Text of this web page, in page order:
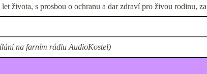
života, s prosbou o ochranu a dar zdraví pro živou rodinu,
na farním rádiu AudioKostel)